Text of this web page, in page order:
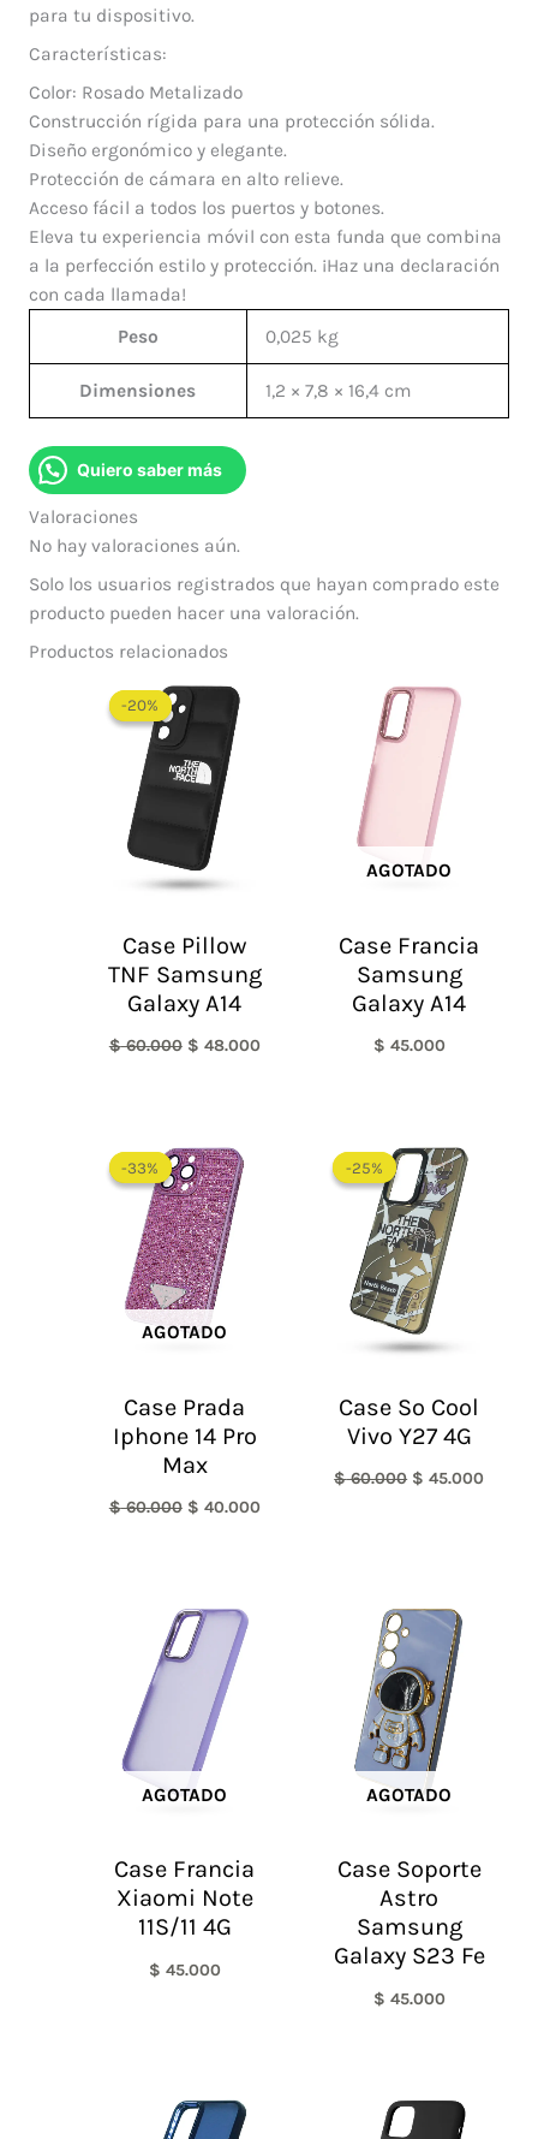
para tu dispositivo.
Características:
Color: Rosado Metalizado
Construcción rígida para una protección sólida.
Diseño ergonómico y elegante.
Protección de cámara en alto relieve.
Acceso fácil a todos los puertos y botones.
Eleva tu experiencia móvil con esta funda que combina
a la perfección estilo y protección. ¡Haz una declaración
con cada llamada!
Peso
0,025 kg
Dimensiones 1,2 × 7,8 × 16,4 cm
Quiero saber más
Valoraciones
No hay valoraciones aún.
Solo los usuarios registrados que hayan comprado este
producto pueden hacer una valoración.
Productos relacionados
-20%
-20%
Case Pillow
TNF Samsung
Galaxy A14
$60.000
precio
original
era:
$ 60.000.
$ 48.000
AGOTADO
Case Francia
Samsung
Galaxy A14
$ 45.000
-33%
AGOTADO
-33%
Case Prada
Iphone 14 Pro
Max
$60.000
precio
original
era:
$ 60.000.
$ 40.000
-25%
-25%
Case So Cool
Vivo Y27 4G
$60.000
precio
original
era:
$ 60.000.
$ 45.000
AGOTADO
Case Francia
Xiaomi Note
11S/11 4G
$ 45.000
AGOTADO
Case Soporte
Astro
Samsung
Galaxy S23 Fe
$ 45.000